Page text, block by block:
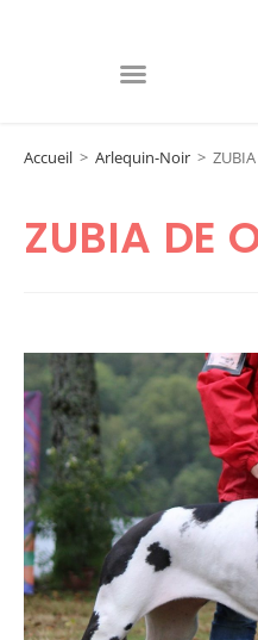
Accueil > Arlequin-Noir >
ZUBIA DE